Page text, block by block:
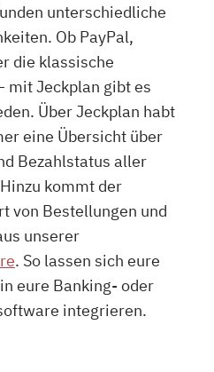
unterschiedliche
Ob PayPal,
die klassische
mit Jeckplan gibt es
Über Jeckplan habt
eine Übersicht über
Bezahlstatus aller
kommt der
von Bestellungen und
unserer
. So lassen sich eure
eure Banking- oder
integrieren.